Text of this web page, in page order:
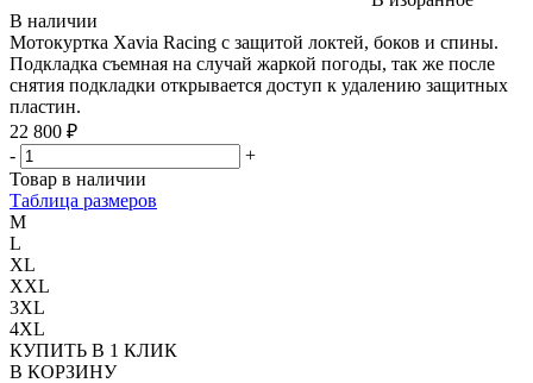
В наличии
Мотокуртка Xavia Racing с защитой локтей, боков и спины.
Подкладка съемная на случай жаркой погоды, так же после
снятия подкладки открывается доступ к удалению защитных
пластин.
22 800 ₽
-
+
Товар в наличии
Таблица размеров
M
L
XL
XXL
3XL
4XL
КУПИТЬ В 1 КЛИК
В КОРЗИНУ